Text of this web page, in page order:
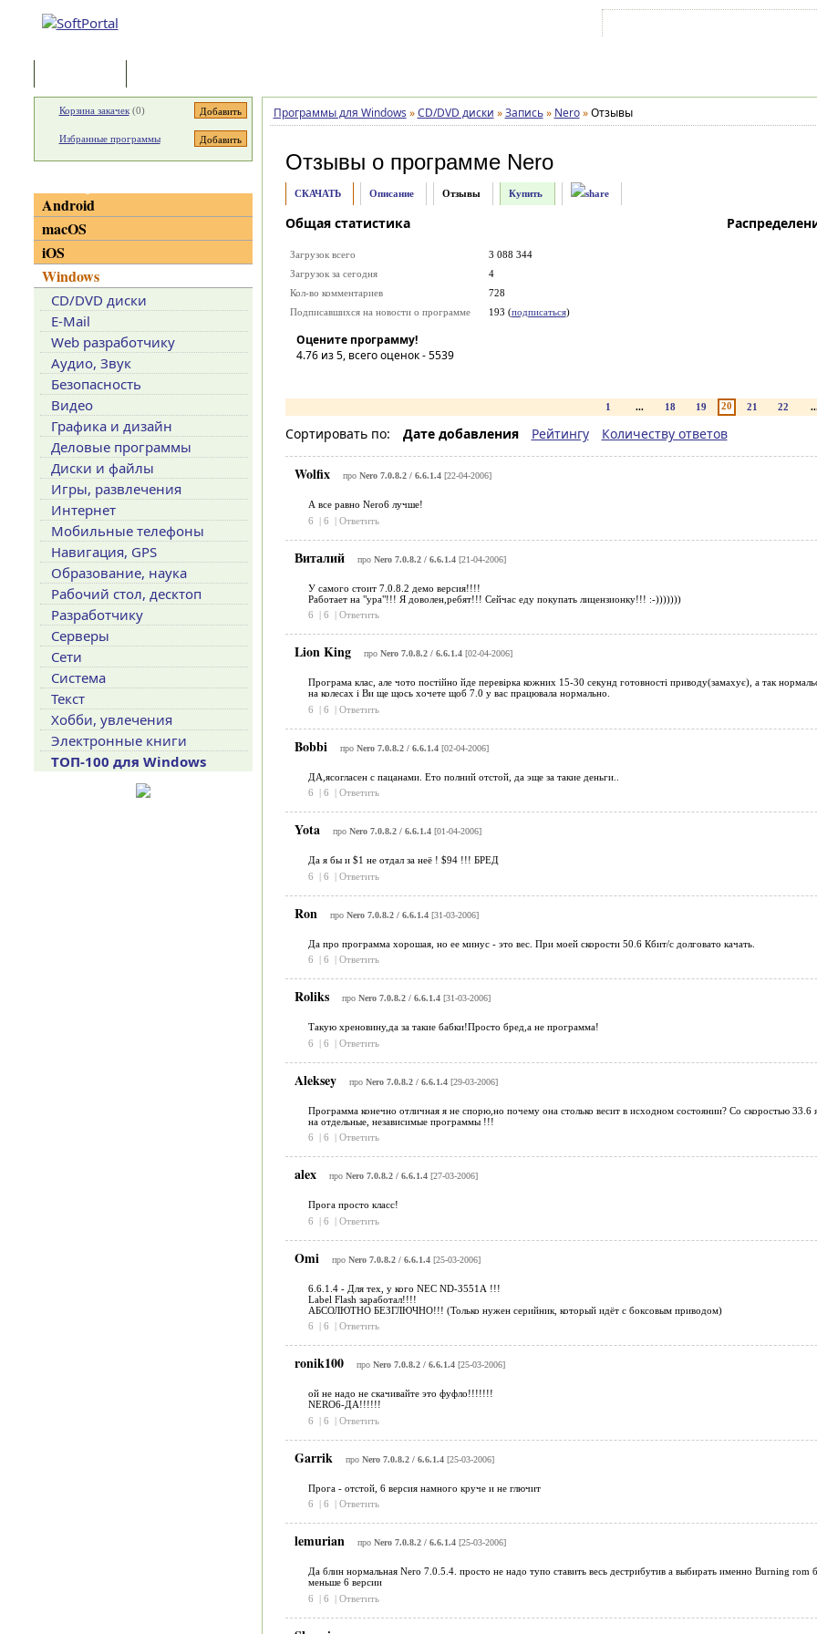
Программы для Windows » CD/DVD диски » Запись » Nero » Отзывы
Отзывы о программе Nero
СКАЧАТЬ Описание Отзывы Купить
Общая статистика
Загрузок всего
3 088 344
Загрузок за сегодня
4
Кол-во комментариев
728
Подписавшихся на новости о программе
193 (подписаться)
Оцените программу!
4.76из 5, всего оценок -5539
1 ... 18 19 20 21 22
Сортировать по: Дате добавления Рейтингу Количеству ответов
Wolfix про Nero 7.0.8.2 / 6.6.1.4[22-04-2006]
А все равно Nero6 лучше!
6
| 6 | Ответить
Виталий про Nero 7.0.8.2 / 6.6.1.4[21-04-2006]
У самого стоит 7.0.8.2 демо версия!!!!
Работает на "ура"!!! Я доволен,ребят!!! Сейчас еду покупать лицензионку!!! :-)))))))
6
| 6 | Ответить
Lion King про Nero 7.0.8.2 / 6.6.1.4[02-04-2006]
Програма клас, але чото постійно йде перевірка кожних 15-30 секунд готовності приводу(замахує), а так
на колесах і Ви ще щось хочете щоб 7.0 у вас працювала нормально.
6
| 6 | Ответить
Bobbi про Nero 7.0.8.2 / 6.6.1.4[02-04-2006]
ДА,ясогласен с пацанами. Ето полний отстой, да эще за такие деньги..
6
| 6 | Ответить
Yota про Nero 7.0.8.2 / 6.6.1.4[01-04-2006]
Да я бы и $1 не отдал за неё ! $94 !!! БРЕД
6
| 6 | Ответить
Ron про Nero 7.0.8.2 / 6.6.1.4[31-03-2006]
Да про программа хорошая, но ее минус - это вес. При моей скорости 50.6 Кбит/с долговато качать.
6
| 6 | Ответить
Roliks про Nero 7.0.8.2 / 6.6.1.4[31-03-2006]
Такую хреновину,да за такие бабки!Просто бред,а не программа!
6
| 6 | Ответить
Aleksey про Nero 7.0.8.2 / 6.6.1.4[29-03-2006]
Программа конечно отличная я не спорю,но почему она столько весит в исходном состоянии? Со скоростью 33.6
на отдельные, независимые программы !!!
6
| 6 | Ответить
alex про Nero 7.0.8.2 / 6.6.1.4[27-03-2006]
Прога просто класс!
6
| 6 | Ответить
Omi про Nero 7.0.8.2 / 6.6.1.4[25-03-2006]
6.6.1.4 - Для тех, у кого NEC ND-3551А !!!
Label Flash заработал!!!!
АБСОЛЮТНО БЕЗГЛЮЧНО!!! (Только нужен серийник, который идёт с боксовым приводом)
6
| 6 | Ответить
ronik100 про Nero 7.0.8.2 / 6.6.1.4[25-03-2006]
ой не надо не скачивайте это фуфло!!!!!!!
NERO6-ДА!!!!!!
6
| 6 | Ответить
Garrik про Nero 7.0.8.2 / 6.6.1.4[25-03-2006]
Прога - отстой, 6 версия намного круче и не глючит
6
| 6 | Ответить
lemurian про Nero 7.0.8.2 / 6.6.1.4[25-03-2006]
Да блин нормальная Nero 7.0.5.4. просто не надо тупо ставить весь дестрибутив а выбирать именно Burning
меньше 6 версии
6
| 6 | Ответить
Корзина закачек(0)
Избранные программы
Android
macOS
iOS
Windows
CD/DVD диски
E-Mail
Web разработчику
Аудио, Звук
Безопасность
Видео
Графика и дизайн
Деловые программы
Диски и файлы
Игры, развлечения
Интернет
Мобильные телефоны
Навигация, GPS
Образование, наука
Рабочий стол, десктоп
Разработчику
Серверы
Сети
Система
Текст
Хобби, увлечения
Электронные книги
ТОП-100 для Windows